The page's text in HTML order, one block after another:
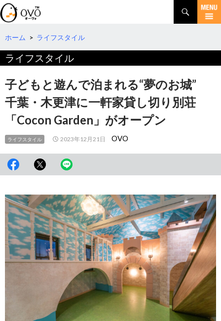
検
索
コ
テ
ツ
へ
ホーム > ライフスタイル
ライフスタイル
子どもと遊んで泊まれる“夢のお城”
千葉・木更津に一軒家貸し切り別荘
「Cocon Garden」がオープン
ライフスタイル 2023年12月21日 OVO